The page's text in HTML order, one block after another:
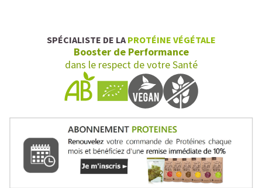
Cacao pur, café expresso et lait végétal fusionnent dans
une boisson veloutée et énergisante.
Une vraie caresse chocolatée, riche en protéines, léger
pour ne jamais peser.
Pour les accros au chocolat qui veulent booster leurs
journées avec goût et équilibre.
Mocha Glacé Protéiné
🍵 MATCHA LATTE GLACÉ
SPÉCIALISTE DE LA PROTÉINE VÉGÉTALE
Booster de Performance
dans le respect de votre Santé